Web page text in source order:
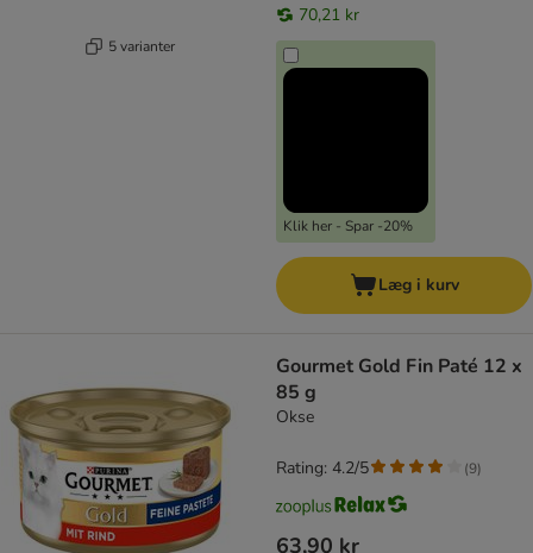
5 varianter
70,21 kr
Klik her - Spar -20%
Læg i kurv
Gourmet Gold Fin Paté 12 x
85 g
Okse
63,90 kr
Rating: 4.2/5 (9)